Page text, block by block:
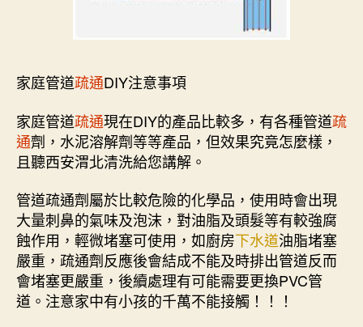
家庭管道疏通DIY注意事項
家庭管道疏通現在DIY的產品比較多，有各種管道疏
通劑，水泥溶解劑等等產品，但效果究竟怎麼樣，
且聽西安渭北清洗給您講解。
管道疏通劑屬於比較危險的化學品，使用時會出現
大量刺鼻的氣味及泡沫，對油脂及頭髮等有較強腐
蝕作用，輕微堵塞可使用，如廚房下水道油脂堵塞
嚴重，疏通劑反應後會結成不能及時排出管道反而
會堵塞更嚴重，後續處理有可能需要更換PVC管
道。注意家中有小孩的千萬不能接觸！！！